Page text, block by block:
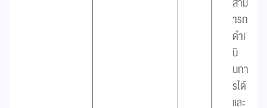
ารถ
ดำเ
นิ
นกา
รได้
และ